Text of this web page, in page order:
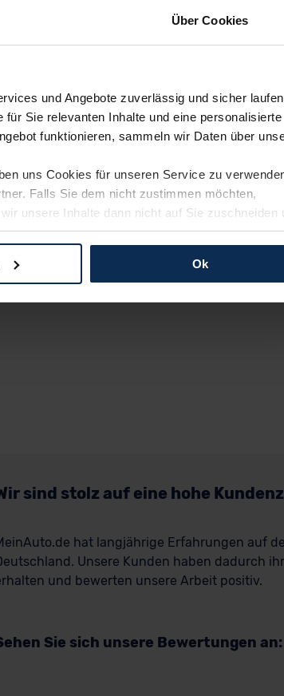
Über Cookies
und Angebote zuverlässig und sicher
Sie relevanten Inhalte und eine personalisierte
funktionieren, sammeln wir Daten über
uns Cookies für unseren Service zu
Falls Sie dem nicht zustimmen möchten,
unsere Inhalte dann nicht auf Sie zuschneiden
Sie können die Einstellungen jederzeit
Ok
sind stolz auf eine hohe
hat langjährige Erfahrungen auf
Unsere Kunden haben dadurch
und bewerten unsere Arbeit positiv.
Sie sich unsere Bewertungen an: